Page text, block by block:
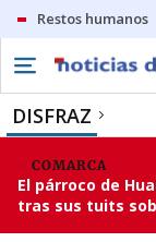
Restos humanos
DISFRAZ
COMARCA
El párroco de
tras sus tuits